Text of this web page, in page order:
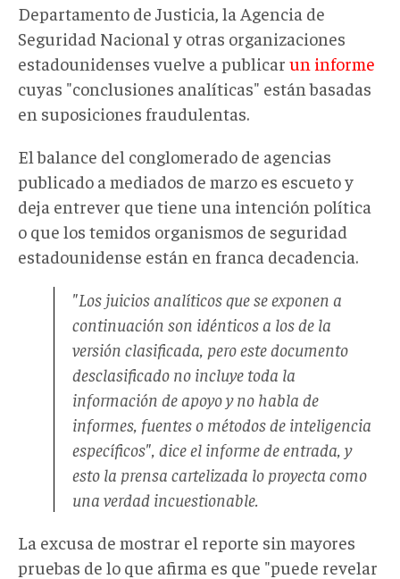
Departamento de Justicia, la Agencia de
Seguridad Nacional y otras organizaciones
estadounidenses vuelve a publicar un informe
cuyas "conclusiones analíticas" están basadas
en suposiciones fraudulentas.
El balance del conglomerado de agencias
publicado a mediados de marzo es escueto y
deja entrever que tiene una intención política
o que los temidos organismos de seguridad
estadounidense están en franca decadencia.
"Los juicios analíticos que se exponen a
continuación son idénticos a los de la
versión clasificada, pero este documento
desclasificado no incluye toda la
información de apoyo y no habla de
informes, fuentes o métodos de inteligencia
específicos", dice el informe de entrada, y
esto la prensa cartelizada lo proyecta como
una verdad incuestionable.
La excusa de mostrar el reporte sin mayores
pruebas de lo que afirma es que "puede revelar